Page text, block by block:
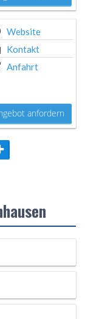
Website
Kontakt
Anfahrt
anfordern